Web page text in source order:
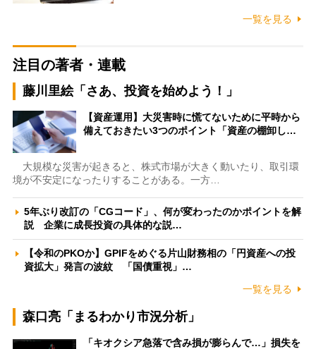
一覧を見る
注目の著者・連載
藤川里絵「さあ、投資を始めよう！」
【資産運用】大災害時に慌てないために平時から
備えておきたい3つのポイント「資産の棚卸し…
大規模な災害が起きると、株式市場が大きく動いたり、取引環
境が不安定になったりすることがある。一方…
5年ぶり改訂の「CGコード」、何が変わったのかポイントを解
説 企業に成長投資の具体的な説…
【令和のPKOか】GPIFをめぐる片山財務相の「円資産への投
資拡大」発言の波紋 「国債重視」…
一覧を見る
森口亮「まるわかり市況分析」
「キオクシア急落で含み損が膨らんで…」損失を